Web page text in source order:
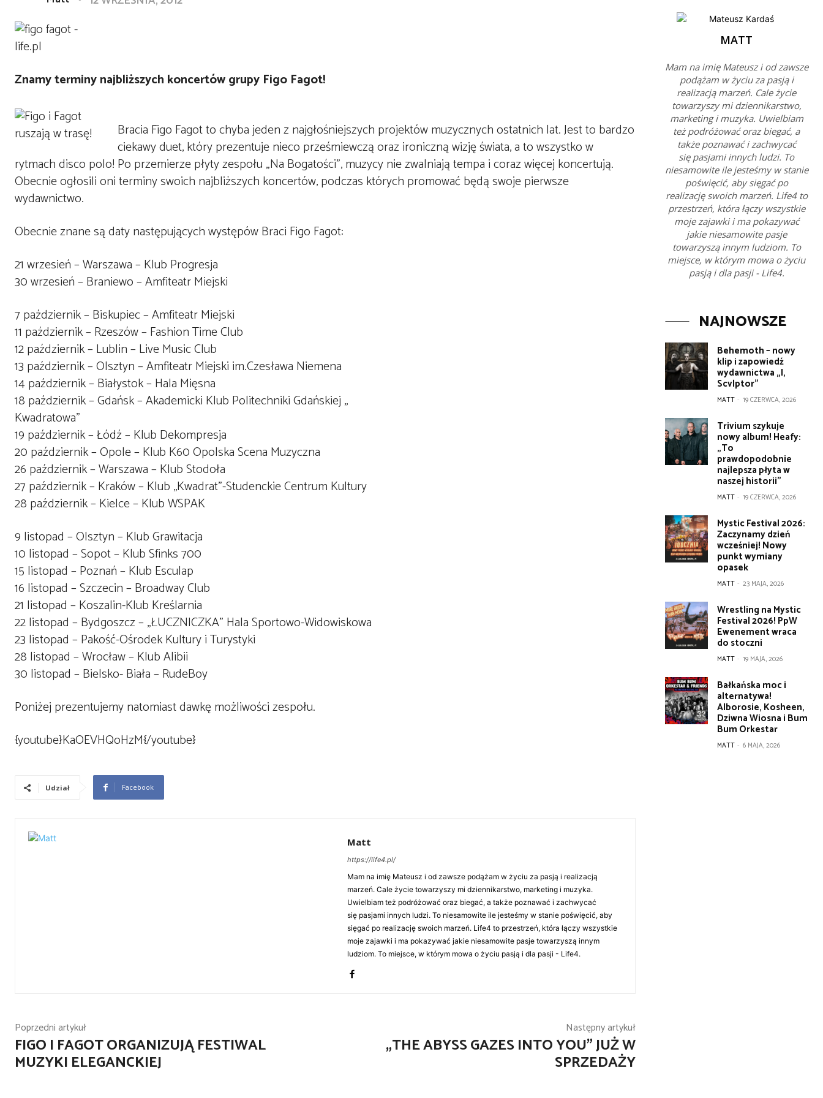
Znamy terminy najbliższych koncertów grupy Figo Fagot!
Bracia Figo Fagot to chyba jeden z najgłośniejszych projektów muzycznych ostatnich lat. Jest to bardzo
ciekawy duet, który prezentuje nieco prześmiewczą oraz ironiczną wizję świata, a to wszystko w
rytmach disco polo! Po przemierze płyty zespołu „Na Bogatości”, muzycy nie zwalniają tempa i coraz więcej koncertują.
Obecnie ogłosili oni terminy swoich najbliższych koncertów, podczas których promować będą swoje pierwsze
wydawnictwo.
Obecnie znane są daty następujących występów Braci Figo Fagot:
21 wrzesień – Warszawa – Klub Progresja
30 wrzesień – Braniewo – Amfiteatr Miejski
7 październik – Biskupiec – Amfiteatr Miejski
11 październik – Rzeszów – Fashion Time Club
12 październik – Lublin – Live Music Club
13 październik – Olsztyn – Amfiteatr Miejski im.Czesława Niemena
14 październik – Białystok – Hala Mięsna
18 październik – Gdańsk – Akademicki Klub Politechniki Gdańskiej ,,
Kwadratowa”
19 październik – Łódź – Klub Dekompresja
20 październik – Opole – Klub K60 Opolska Scena Muzyczna
26 październik – Warszawa – Klub Stodoła
27 październik – Kraków – Klub ,,Kwadrat”-Studenckie Centrum Kultury
28 październik – Kielce – Klub WSPAK
9 listopad – Olsztyn – Klub Grawitacja
10 listopad – Sopot – Klub Sfinks 700
15 listopad – Poznań – Klub Esculap
16 listopad – Szczecin – Broadway Club
21 listopad – Koszalin-Klub Kreślarnia
22 listopad – Bydgoszcz – „ŁUCZNICZKA” Hala Sportowo-Widowiskowa
23 listopad – Pakość-Ośrodek Kultury i Turystyki
28 listopad – Wrocław – Klub Alibii
30 listopad – Bielsko- Biała – RudeBoy
Poniżej prezentujemy natomiast dawkę możliwości zespołu.
{youtube}KaOEVHQoHzM{/youtube}
Udział Facebook
Matt
https://life4.pl/
Mam na imię Mateusz i od zawsze podążam w życiu za pasją i realizacją
marzeń. Cale życie towarzyszy mi dziennikarstwo, marketing i muzyka.
Uwielbiam też podróżować oraz biegać, a także poznawać i zachwycać
się pasjami innych ludzi. To niesamowite ile jesteśmy w stanie poświęcić, aby
sięgać po realizację swoich marzeń. Life4 to przestrzeń, która łączy wszystkie
moje zajawki i ma pokazywać jakie niesamowite pasje towarzyszą innym
ludziom. To miejsce, w którym mowa o życiu pasją i dla pasji - Life4.
Poprzedni artykuł
FIGO I FAGOT ORGANIZUJĄ FESTIWAL
MUZYKI ELEGANCKIEJ
Następny artykuł
„THE ABYSS GAZES INTO YOU” JUŻ W
SPRZEDAŻY
MATT
Mam na imię Mateusz i od zawsze
podążam w życiu za pasją i
realizacją marzeń. Cale życie
towarzyszy mi dziennikarstwo,
marketing i muzyka. Uwielbiam
też podróżować oraz biegać, a
także poznawać i zachwycać
się pasjami innych ludzi. To
niesamowite ile jesteśmy w stanie
poświęcić, aby sięgać po
realizację swoich marzeń. Life4 to
przestrzeń, która łączy wszystkie
moje zajawki i ma pokazywać
jakie niesamowite pasje
towarzyszą innym ludziom. To
miejsce, w którym mowa o życiu
pasją i dla pasji - Life4.
NAJNOWSZE
Behemoth – nowy
klip i zapowiedź
wydawnictwa „I,
Scvlptor”
MATT - 19 CZERWCA, 2026
Trivium szykuje
nowy album! Heafy:
„To
prawdopodobnie
najlepsza płyta w
naszej historii”
MATT - 19 CZERWCA, 2026
Mystic Festival 2026:
Zaczynamy dzień
wcześniej! Nowy
punkt wymiany
opasek
MATT - 23 MAJA, 2026
Wrestling na Mystic
Festival 2026! PpW
Ewenement wraca
do stoczni
MATT - 19 MAJA, 2026
Bałkańska moc i
alternatywa!
Alborosie, Kosheen,
Dziwna Wiosna i Bum
Bum Orkestar
MATT - 6 MAJA, 2026